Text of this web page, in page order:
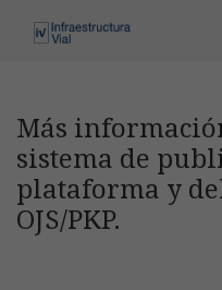
Más
sistema de
plataforma y
OJS/PKP.